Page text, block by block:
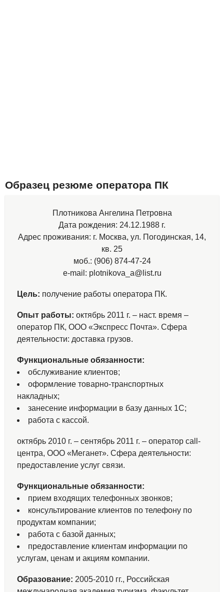
Образец резюме оператора ПК
Плотникова Ангелина Петровна
Дата рождения: 24.12.1988 г.
Адрес проживания: г. Москва, ул. Погодинская, 14,
кв. 25
моб.: (906) 874-47-24
e-mail: plotnikova_a@list.ru
Цель: получение работы оператора ПК.
Опыт работы: октябрь 2011 г. – наст. время –
оператор ПК, ООО «Экспресс Почта». Сфера
деятельности: доставка грузов.
Функциональные обязанности:
обслуживание клиентов;
оформление товарно-транспортных
накладных;
занесение информации в базу данных 1С;
работа с кассой.
октябрь 2010 г. – сентябрь 2011 г. – оператор call-
центра, ООО «Меганет». Сфера деятельности:
предоставление услуг связи.
Функциональные обязанности:
прием входящих телефонных звонков;
консультирование клиентов по телефону по
продуктам компании;
работа с базой данных;
предоставление клиентам информации по
услугам, ценам и акциям компании.
Образование: 2005-2010 гг., Российская